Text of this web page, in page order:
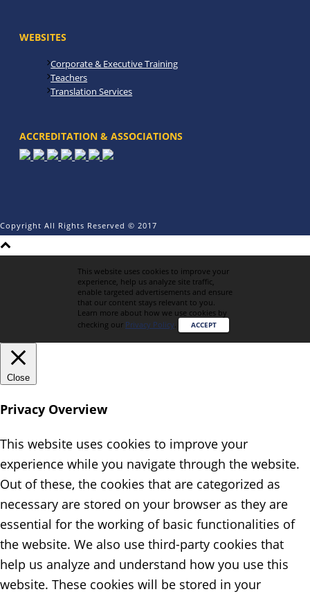
WEBSITES
Corporate & Executive Training
Teachers
Translation Services
ACCREDITATION & ASSOCIATIONS
Copyright All Rights Reserved © 2017
This website uses cookies to improve your
experience, help us analyze site traffic,
enable targeted advertisements and ensure
that our content stays relevant to you.
Learn more about how we use cookies by
checking our Privacy Policy. ACCEPT
Close
Privacy Overview
This website uses cookies to improve your
experience while you navigate through the website.
Out of these, the cookies that are categorized as
necessary are stored on your browser as they are
essential for the working of basic functionalities of
the website. We also use third-party cookies that
help us analyze and understand how you use this
website. These cookies will be stored in your